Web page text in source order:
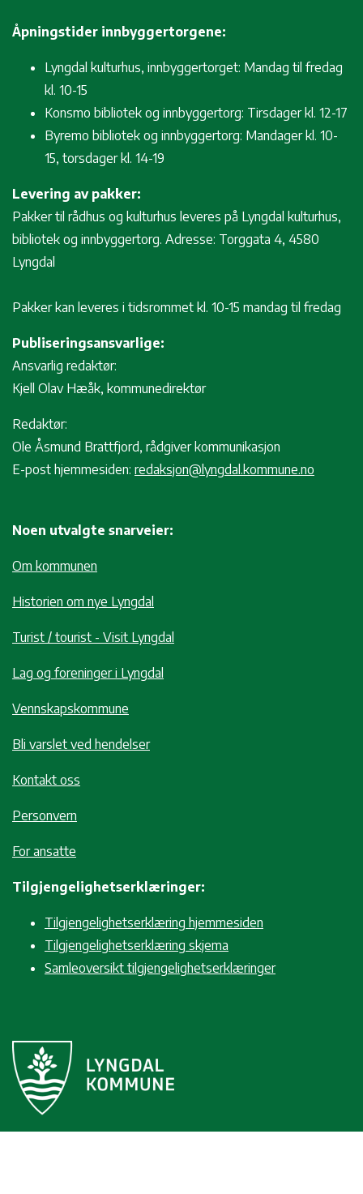
Åpningstider innbyggertorgene:
Lyngdal kulturhus, innbyggertorget: Mandag til fredag
kl. 10-15
Konsmo bibliotek og innbyggertorg: Tirsdager kl. 12-17
Byremo bibliotek og innbyggertorg: Mandager kl. 10-
15, torsdager kl. 14-19
Levering av pakker:
Pakker til rådhus og kulturhus leveres på Lyngdal kulturhus,
bibliotek og innbyggertorg. Adresse: Torggata 4, 4580
Lyngdal
Pakker kan leveres i tidsrommet kl. 10-15 mandag til fredag
Publiseringsansvarlige:
Ansvarlig redaktør:
Kjell Olav Hæåk, kommunedirektør
Redaktør:
Ole Åsmund Brattfjord, rådgiver kommunikasjon
E-post hjemmesiden: redaksjon@lyngdal.kommune.no
Noen utvalgte snarveier:
Om kommunen
Historien om nye Lyngdal
Turist / tourist - Visit Lyngdal
Lag og foreninger i Lyngdal
Vennskapskommune
Bli varslet ved hendelser
Kontakt oss
Personvern
For ansatte
Tilgjengelighetserklæringer:
Tilgjengelighetserklæring hjemmesiden
Tilgjengelighetserklæring skjema
Samleoversikt tilgjengelighetserklæringer